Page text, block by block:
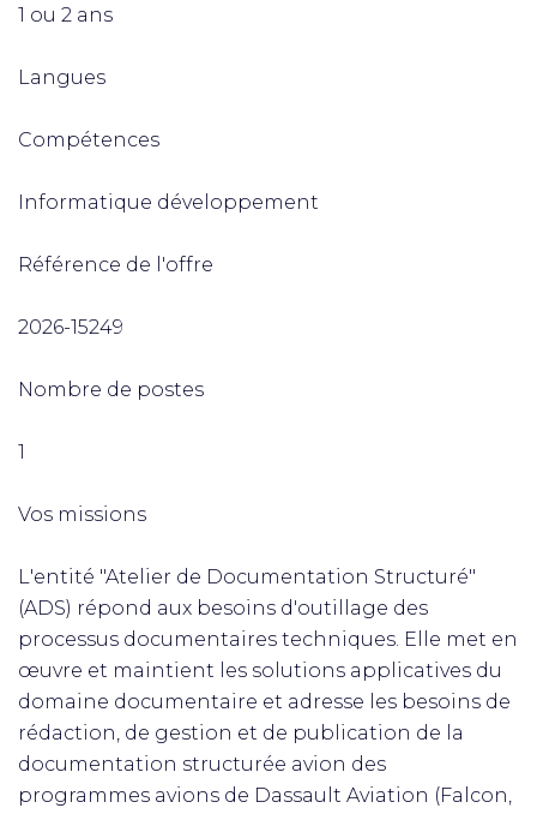
1 ou 2 ans
Langues
Compétences
Informatique développement
Référence de l'offre
2026-15249
Nombre de postes
1
Vos missions
L'entité "Atelier de Documentation Structuré"
(ADS) répond aux besoins d'outillage des
processus documentaires techniques. Elle met en
œuvre et maintient les solutions applicatives du
domaine documentaire et adresse les besoins de
rédaction, de gestion et de publication de la
documentation structurée avion des
programmes avions de Dassault Aviation (Falcon,